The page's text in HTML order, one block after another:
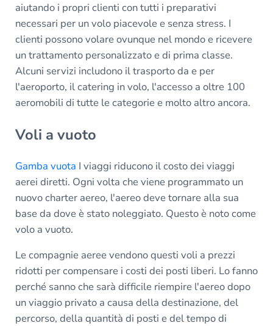
aiutando i propri clienti con tutti i preparativi
necessari per un volo piacevole e senza stress. I
clienti possono volare ovunque nel mondo e ricevere
un trattamento personalizzato e di prima classe.
Alcuni servizi includono il trasporto da e per
l'aeroporto, il catering in volo, l'accesso a oltre 100
aeromobili di tutte le categorie e molto altro ancora.
Voli a vuoto
Gamba vuota I viaggi riducono il costo dei viaggi
aerei diretti. Ogni volta che viene programmato un
nuovo charter aereo, l'aereo deve tornare alla sua
base da dove è stato noleggiato. Questo è noto come
volo a vuoto.
Le compagnie aeree vendono questi voli a prezzi
ridotti per compensare i costi dei posti liberi. Lo fanno
perché sanno che sarà difficile riempire l'aereo dopo
un viaggio privato a causa della destinazione, del
percorso, della quantità di posti e del tempo di